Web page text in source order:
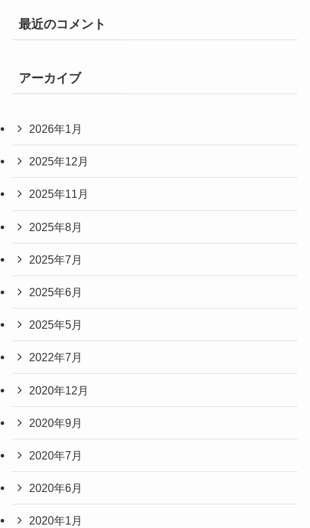
最近のコメント
アーカイブ
2026年1月
2025年12月
2025年11月
2025年8月
2025年7月
2025年6月
2025年5月
2022年7月
2020年12月
2020年9月
2020年7月
2020年6月
2020年1月